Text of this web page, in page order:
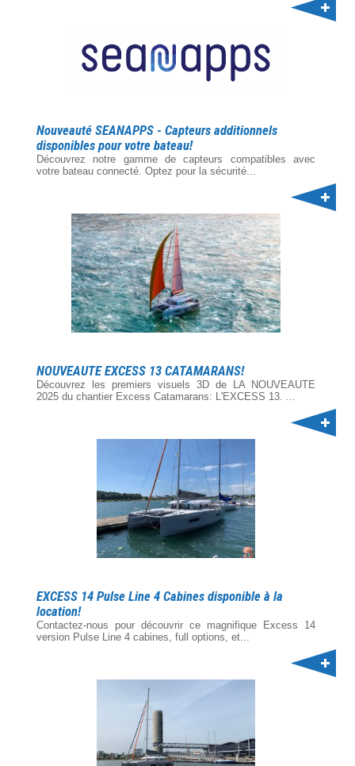
Nouveauté SEANAPPS - Capteurs additionnels
disponibles pour votre bateau!
Découvrez notre gamme de capteurs compatibles avec
votre bateau connecté. Optez pour la sécurité...
NOUVEAUTE EXCESS 13 CATAMARANS!
Découvrez les premiers visuels 3D de LA NOUVEAUTE
2025 du chantier Excess Catamarans: L'EXCESS 13. ...
EXCESS 14 Pulse Line 4 Cabines disponible à la
location!
Contactez-nous pour découvrir ce magnifique Excess 14
version Pulse Line 4 cabines, full options, et...